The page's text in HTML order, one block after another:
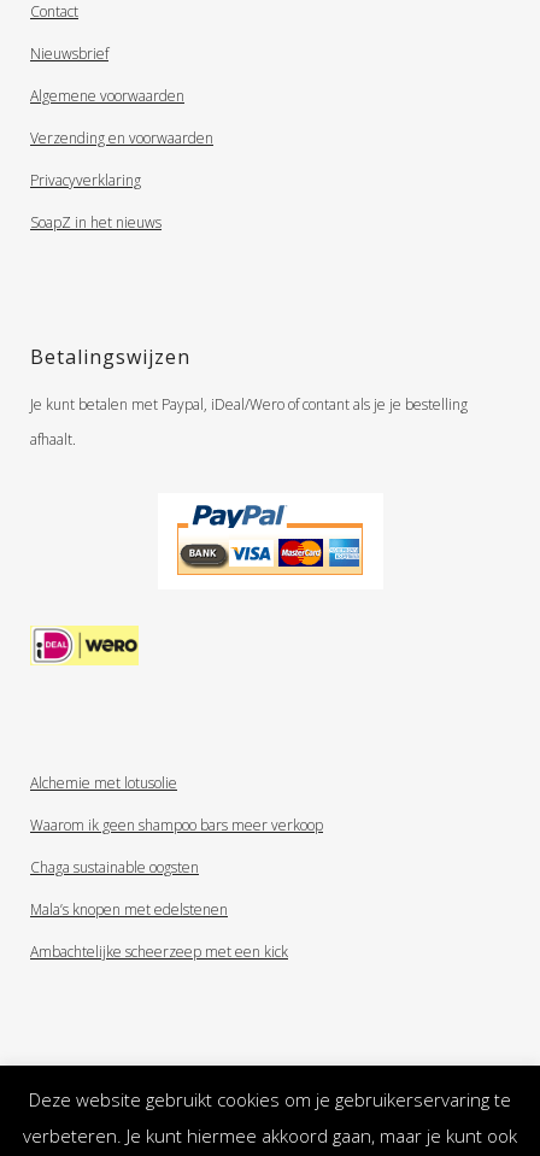
Contact
Nieuwsbrief
Algemene voorwaarden
Verzending en voorwaarden
Privacyverklaring
SoapZ in het nieuws
Betalingswijzen
Je kunt betalen met Paypal, iDeal/Wero of contant als je je bestelling
afhaalt.
Alchemie met lotusolie
Waarom ik geen shampoo bars meer verkoop
Chaga sustainable oogsten
Mala’s knopen met edelstenen
Ambachtelijke scheerzeep met een kick
Deze website gebruikt cookies om je gebruikerservaring te
verbeteren. Je kunt hiermee akkoord gaan, maar je kunt ook